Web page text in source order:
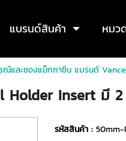
แบรนด์สินค้า หมว
และซองแม็กกาซีน แบรนด์
Holder Insert มี
รหัสสินค้า : 50mm-